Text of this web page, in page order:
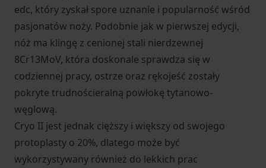
edc, który zyskał spore uznanie i popularność wśród
pasjonatów noży. Podobnie jak w pierwszej edycji,
nóż ma klingę z cenionej stali nierdzewnej
8Cr13MoV, która doskonale sprawdza się w
codziennej pracy, ostrze oraz rękojeść zostały
pokryte trudnościeralną powłokę tytanowo-
węglową.
Cryo II jest jednak cięższy i większy od swojego
protoplasty o 20%, dlatego może być
wykorzystywany również do lekkich prac